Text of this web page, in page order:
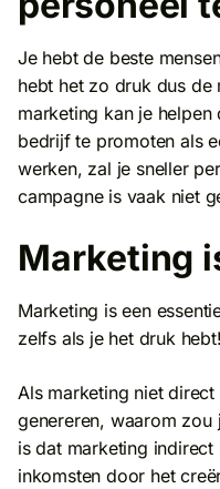
Je hebt de beste
hebt het zo druk dus de
marketing kan je
bedrijf te promoten als
werken, zal je sneller
campagne is vaak niet
Marketing
Marketing is een
zelfs als je het druk hebt!
Als marketing niet
genereren, waarom zou
is dat marketing
inkomsten door het